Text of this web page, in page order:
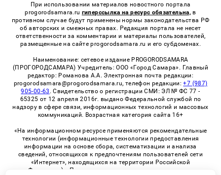
При использовании материалов новостного портала
progorodsamara.ru гиперссылка на ресурс обязательна, в
противном случае будут применены нормы законодательства РФ
об авторских и смежных правах. Редакция портала не несет
ответственности за комментарии и материалы пользователей,
размещенные на сайте progorodsamara.ru и его субдоменах.
Наименование: сетевое издание PROGORODSAMARA
(ПРОГОРОДСАМАРА) Учредитель: ООО «Город Самара». Главный
редактор: Романова А.А. Электронная почта редакции:
progorodsamara@progorodsamara.ru, телефон редакции:+7 (987)
905-00-63 . Свидетельство о регистрации СМИ: ЭЛ № ФС 77 -
65325 от 12 апреля 2016г. выдано Федеральной службой по
надзору в сфере связи, информационных технологий и массовых
коммуникаций. Возрастная категория сайта 16+
«На информационном ресурсе применяются рекомендательные
технологии (информационные технологии предоставления
информации на основе сбора, систематизации и анализа
сведений, относящихся к предпочтениям пользователей сети
«Интернет», находящихся на территории Российской
Федерации)». Правила применения рекомендательных